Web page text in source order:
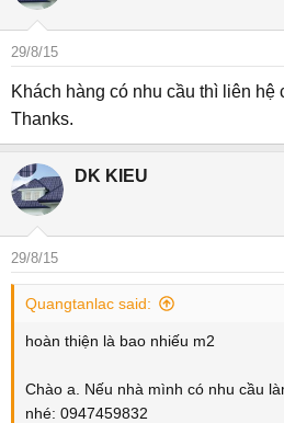
29/8/15
Khách hàng có nhu cầu thì liên hệ
Thanks.
DK KIEU
29/8/15
Quangtanlac said:
hoàn thiện là bao nhiếu m2
Chào a. Nếu nhà mình có nhu cầu
nhé: 0947459832